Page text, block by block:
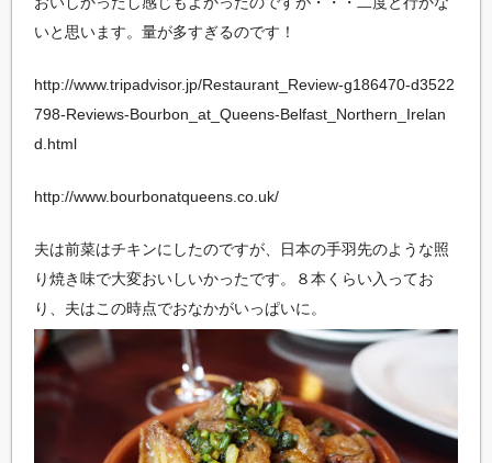
いと思います。量が多すぎるのです！
http://www.tripadvisor.jp/Restaurant_Review-g186470-d3522
798-Reviews-Bourbon_at_Queens-Belfast_Northern_Irelan
d.html
http://www.bourbonatqueens.co.uk/
夫は前菜はチキンにしたのですが、日本の手羽先のような照
り焼き味で大変おいしいかったです。８本くらい入ってお
り、夫はこの時点でおなかがいっぱいに。